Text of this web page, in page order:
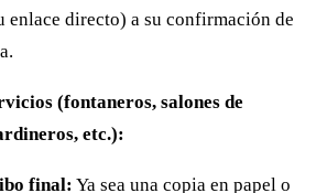
enlace directo) a su confirmación de
(fontaneros, salones de
etc.):
final: Ya sea una copia en papel o